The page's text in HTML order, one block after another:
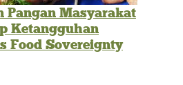
Pangan Masyarakat
Ketangguhan
Food Sovereignty